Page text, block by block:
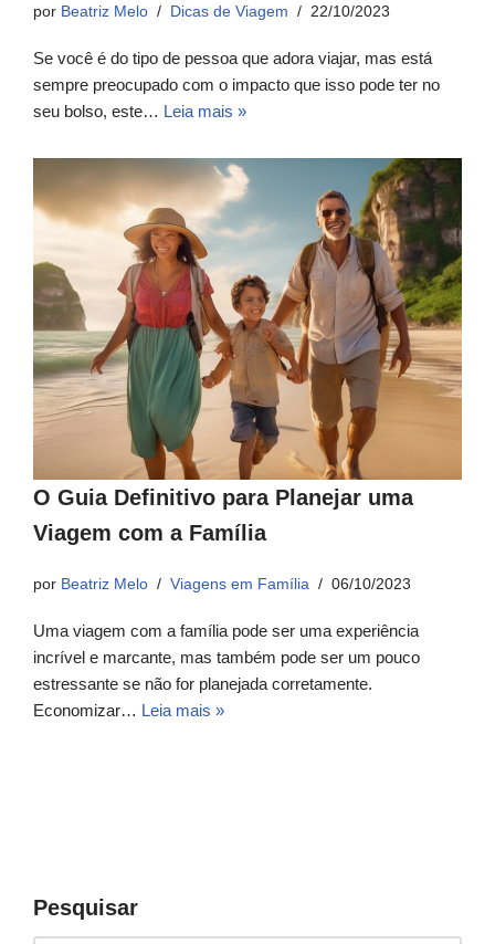
por Beatriz Melo Dicas de Viagem 22/10/2023
Se você é do tipo de pessoa que adora viajar, mas está
sempre preocupado com o impacto que isso pode ter no
seu bolso, este… Leia mais »
O Guia Definitivo para Planejar uma
Viagem com a Família
por Beatriz Melo Viagens em Família 06/10/2023
Uma viagem com a família pode ser uma experiência
incrível e marcante, mas também pode ser um pouco
estressante se não for planejada corretamente.
Economizar… Leia mais »
Pesquisar